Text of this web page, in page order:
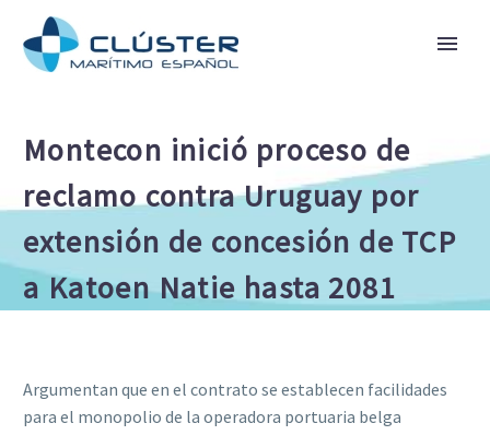
Montecon inició proceso de
reclamo contra Uruguay por
extensión de concesión de TCP
a Katoen Natie hasta 2081
Argumentan que en el contrato se establecen facilidades
para el monopolio de la operadora portuaria belga